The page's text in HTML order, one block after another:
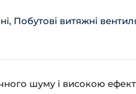
, Побутові витяжні
шуму і високою